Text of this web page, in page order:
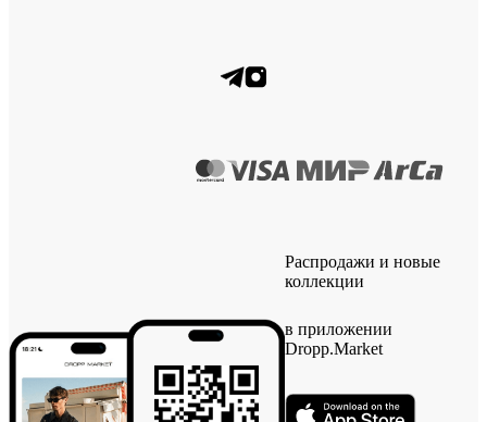
Распродажи и новые
коллекции
в приложении
Dropp.Market